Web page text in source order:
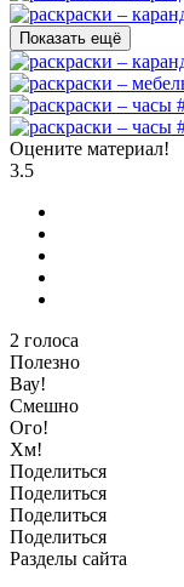
Показать ещё
Оцените материал!
3.5
2 голоса
Полезно
Вау!
Смешно
Ого!
Хм!
Поделиться
Поделиться
Поделиться
Поделиться
Разделы сайта